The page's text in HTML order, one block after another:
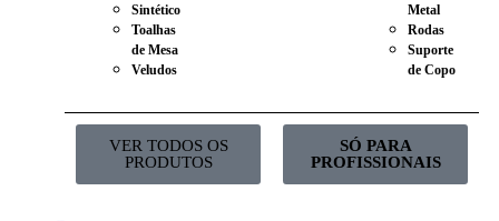
Sintético
Toalhas
de Mesa
Veludos
Metal
Rodas
Suporte
de Copo
VER TODOS OS
PRODUTOS
SÓ PARA
PROFISSIONAIS